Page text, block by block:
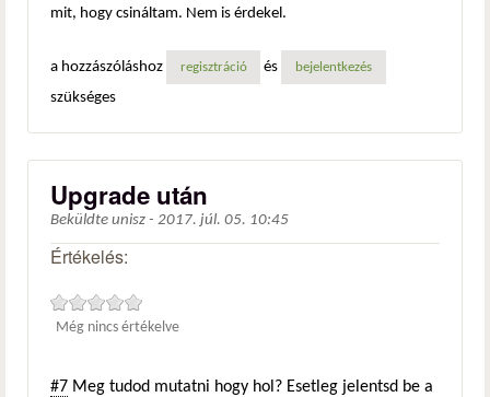
mit, hogy csináltam. Nem is érdekel.
a hozzászóláshoz regisztráció és bejelentkezés
szükséges
Upgrade után
Beküldte unisz - 2017. júl. 05. 10:45
Értékelés:
Még nincs értékelve
#7 Meg tudod mutatni hogy hol? Esetleg jelentsd be a